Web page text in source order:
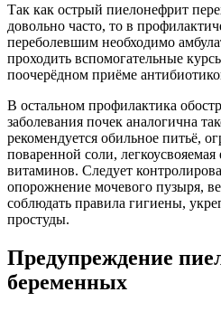
Так как острый пиелонефрит
довольно часто, то в
переболевшим необходимо
проходить вспомогательные
поочерёдном приёме
В остальном профилактика
заболевания почек аналогична
рекомендуется обильное питьё,
поваренной соли,
витаминов. Следует
опорожнение мочевого пузыря,
соблюдать правила гигиены,
простуды.
Предупреждение
беременных